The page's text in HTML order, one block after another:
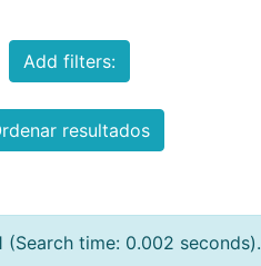
Add filters:
resultados
(Search time: 0.002 seconds).